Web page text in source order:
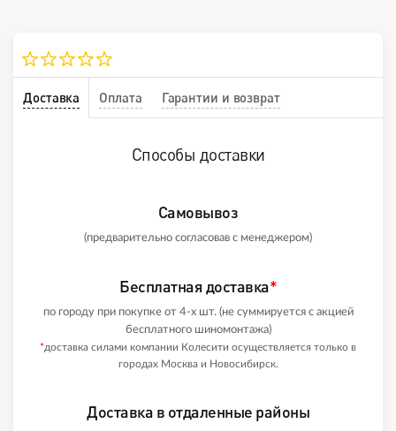
Доставка Оплата Гарантии и возврат
Способы доставки
Самовывоз
(предварительно согласовав с менеджером)
Бесплатная доставка*
по городу при покупке от 4-х шт. (не суммируется с акцией
бесплатного шиномонтажа)
*доставка силами компании Колесити осуществляется только в
городах Москва и Новосибирск.
Доставка в отдаленные районы